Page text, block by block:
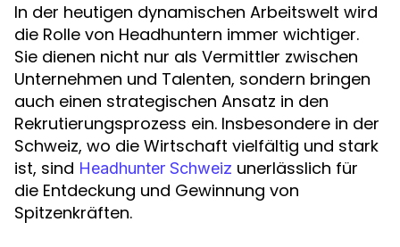
In der heutigen dynamischen Arbeitswelt wird
die Rolle von Headhuntern immer wichtiger.
Sie dienen nicht nur als Vermittler zwischen
Unternehmen und Talenten, sondern bringen
auch einen strategischen Ansatz in den
Rekrutierungsprozess ein. Insbesondere in der
Schweiz, wo die Wirtschaft vielfältig und stark
ist, sind Headhunter Schweiz unerlässlich für
die Entdeckung und Gewinnung von
Spitzenkräften.